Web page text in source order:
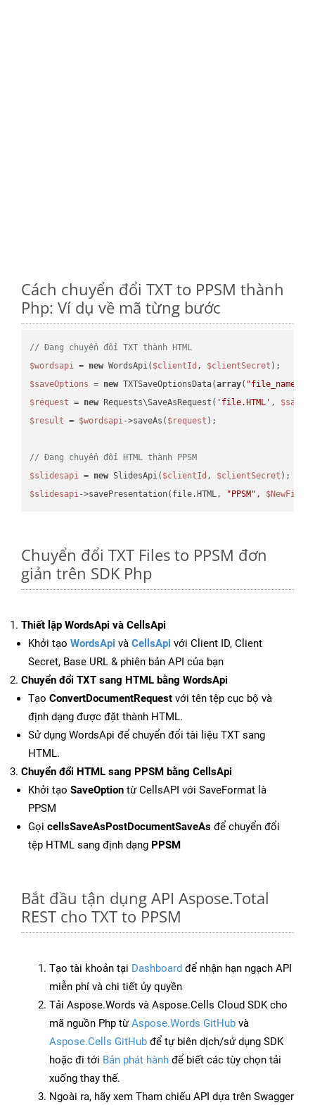
Cách chuyển đổi TXT to PPSM thành
Php: Ví dụ về mã từng bước
// Đang chuyển đổi TXT thành HTML
$wordsapi = new WordsApi( $clientId , $clientSecret
$saveOptions = new TXTSaveOptionsData(array( "file_name"
$request = new Requests\SaveAsRequest( 'file.HTML' ,
$result = $wordsapi->saveAs( $request );
// Đang chuyển đổi HTML thành PPSM
$slidesapi = new SlidesApi( $clientId , $clientSecret
$slidesapi->savePresentation(file.HTML, "PPSM" , $NewFile
Chuyển đổi TXT Files to PPSM đơn
giản trên SDK Php
Thiết lập WordsApi và CellsApi
Khởi tạo WordsApi và CellsApi với Client ID, Client
Secret, Base URL & phiên bản API của bạn
Chuyển đổi TXT sang HTML bằng WordsApi
Tạo ConvertDocumentRequest với tên tệp cục bộ và
định dạng được đặt thành HTML.
Sử dụng WordsApi để chuyển đổi tài liệu TXT sang
HTML.
Chuyển đổi HTML sang PPSM bằng CellsApi
Khởi tạo SaveOption từ CellsAPI với SaveFormat là
PPSM
Gọi cellsSaveAsPostDocumentSaveAs để chuyển đổi
tệp HTML sang định dạng PPSM
Bắt đầu tận dụng API Aspose.Total
REST cho TXT to PPSM
Tạo tài khoản tại Dashboard để nhận hạn ngạch API
miễn phí và chi tiết ủy quyền
Tải Aspose.Words và Aspose.Cells Cloud SDK cho
mã nguồn Php từAspose.Words GitHub và
Aspose.Cells GitHub để tự biên dịch/sử dụng SDK
hoặc đi tới Bản phát hành để biết các tùy chọn tải
xuống thay thế.
Ngoài ra, hãy xem Tham chiếu API dựa trên Swagger